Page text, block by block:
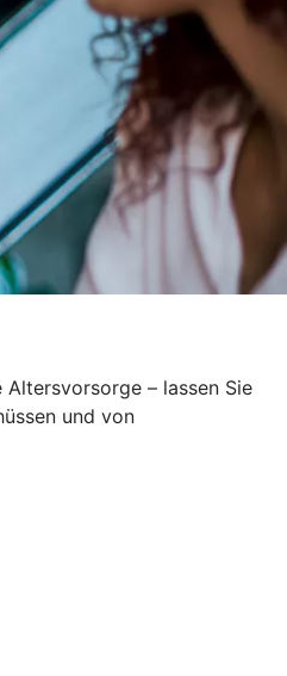
– lassen Sie
und von